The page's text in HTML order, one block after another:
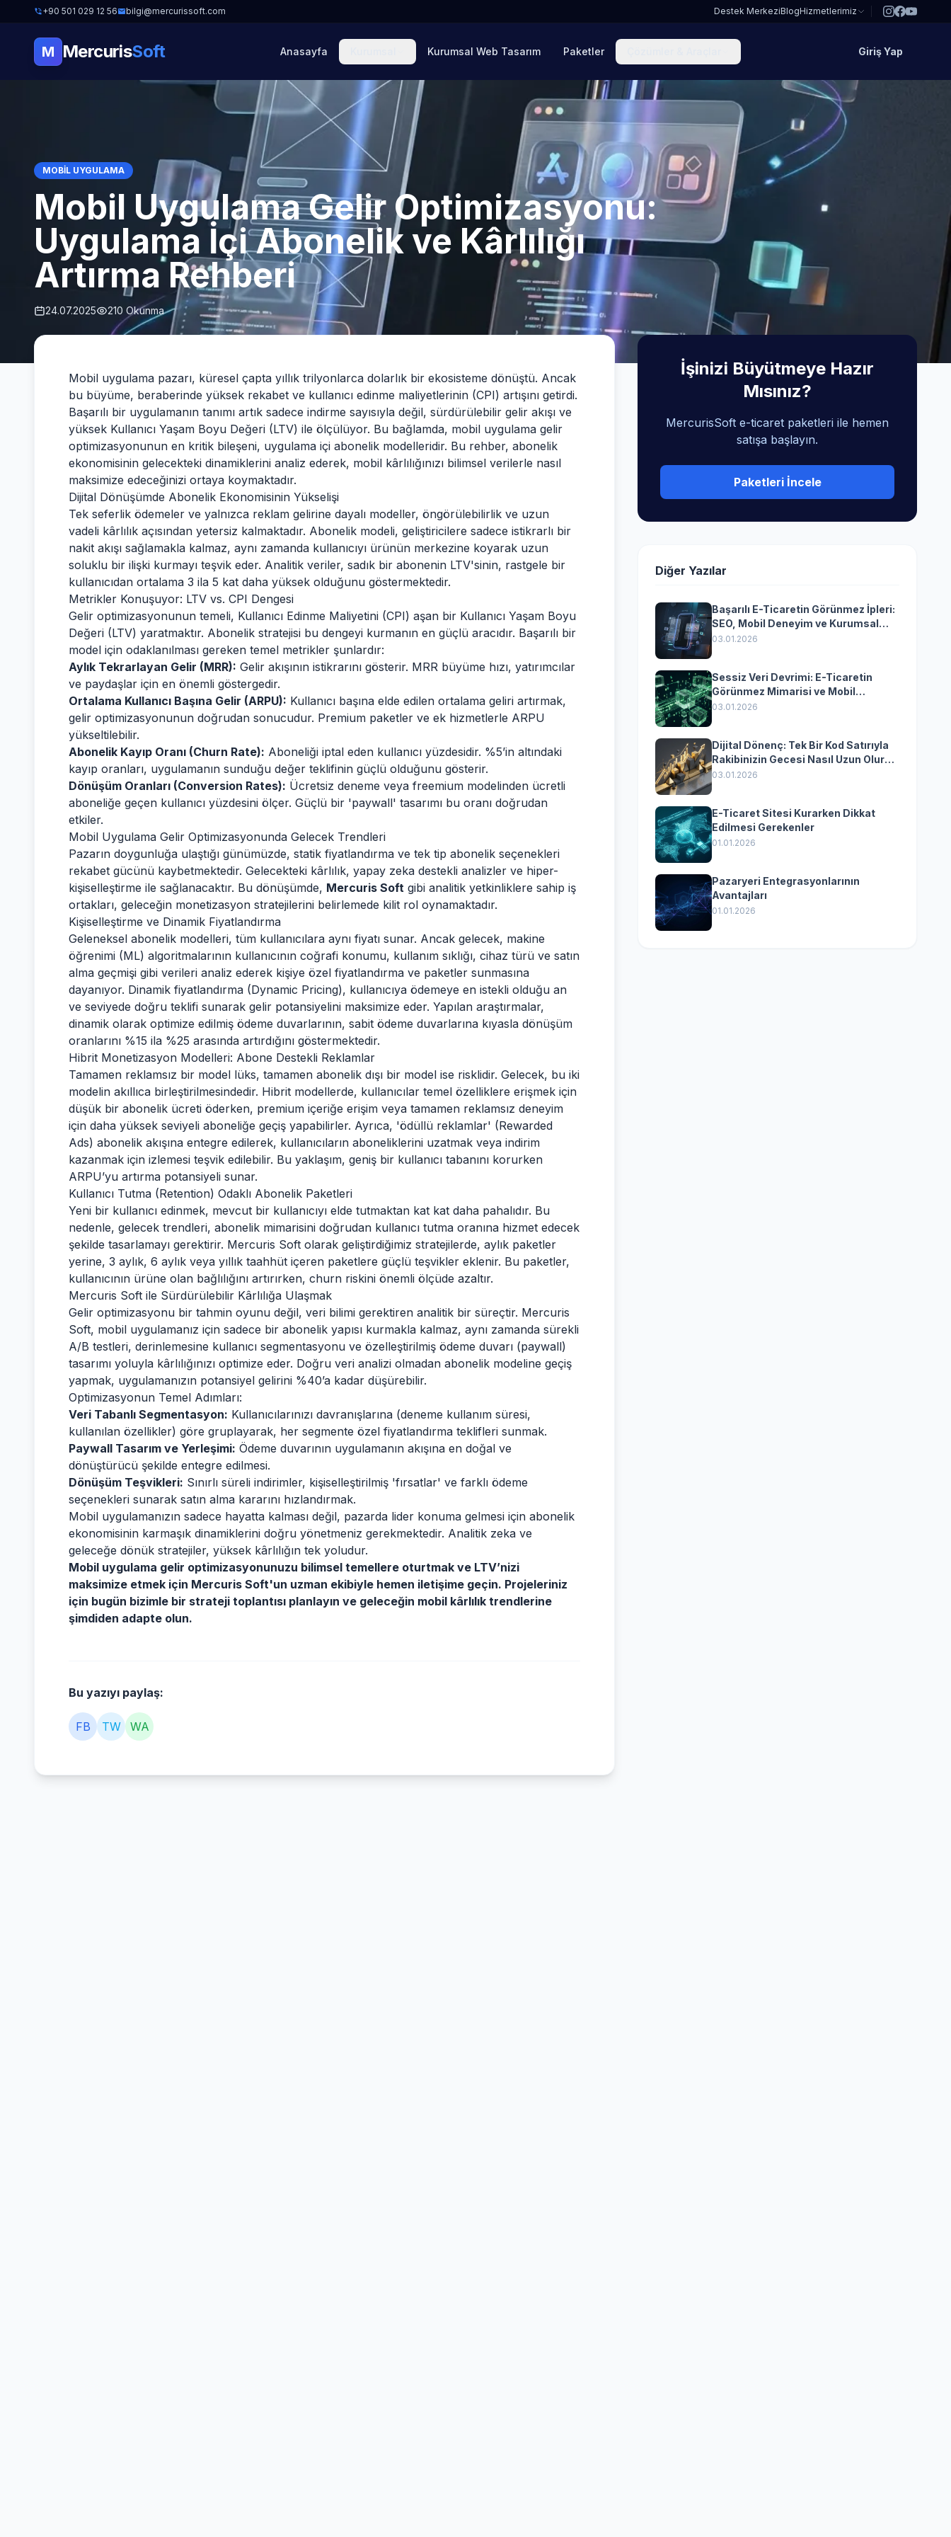
+90 501 029 12 56 bilgi@mercurissoft.com Destek MerkeziBlogHizmetlerimiz
M MercurisSoft Anasayfa Kurumsal Web Tasarım Paketler Giriş Yap
MOBIL UYGULAMA
Mobil Uygulama Gelir Optimizasyonu:
Uygulama İçi Abonelik ve Kârlılığı
Artırma Rehberi
24.07.2025 210 Okunma
Mobil uygulama pazarı, küresel çapta yıllık trilyonlarca dolarlık bir ekosisteme dönüştü. Ancak
bu büyüme, beraberinde yüksek rekabet ve kullanıcı edinme maliyetlerinin (CPI) artışını getirdi.
Başarılı bir uygulamanın tanımı artık sadece indirme sayısıyla değil, sürdürülebilir gelir akışı ve
yüksek Kullanıcı Yaşam Boyu Değeri (LTV) ile ölçülüyor. Bu bağlamda, mobil uygulama gelir
optimizasyonunun en kritik bileşeni, uygulama içi abonelik modelleridir. Bu rehber, abonelik
ekonomisinin gelecekteki dinamiklerini analiz ederek, mobil kârlılığınızı bilimsel verilerle nasıl
maksimize edeceğinizi ortaya koymaktadır.
Dijital Dönüşümde Abonelik Ekonomisinin Yükselişi
Tek seferlik ödemeler ve yalnızca reklam gelirine dayalı modeller, öngörülebilirlik ve uzun
vadeli kârlılık açısından yetersiz kalmaktadır. Abonelik modeli, geliştiricilere sadece istikrarlı bir
nakit akışı sağlamakla kalmaz, aynı zamanda kullanıcıyı ürünün merkezine koyarak uzun
soluklu bir ilişki kurmayı teşvik eder. Analitik veriler, sadık bir abonenin LTV'sinin, rastgele bir
kullanıcıdan ortalama 3 ila 5 kat daha yüksek olduğunu göstermektedir.
Metrikler Konuşuyor: LTV vs. CPI Dengesi
Gelir optimizasyonunun temeli, Kullanıcı Edinme Maliyetini (CPI) aşan bir Kullanıcı Yaşam Boyu
Değeri (LTV) yaratmaktır. Abonelik stratejisi bu dengeyi kurmanın en güçlü aracıdır. Başarılı bir
model için odaklanılması gereken temel metrikler şunlardır:
Aylık Tekrarlayan Gelir (MRR): Gelir akışının istikrarını gösterir. MRR büyüme hızı, yatırımcılar
ve paydaşlar için en önemli göstergedir.
Ortalama Kullanıcı Başına Gelir (ARPU): Kullanıcı başına elde edilen ortalama geliri artırmak,
gelir optimizasyonunun doğrudan sonucudur. Premium paketler ve ek hizmetlerle ARPU
yükseltilebilir.
Abonelik Kayıp Oranı (Churn Rate): Aboneliği iptal eden kullanıcı yüzdesidir. %5’in altındaki
kayıp oranları, uygulamanın sunduğu değer teklifinin güçlü olduğunu gösterir.
Dönüşüm Oranları (Conversion Rates): Ücretsiz deneme veya freemium modelinden ücretli
aboneliğe geçen kullanıcı yüzdesini ölçer. Güçlü bir 'paywall' tasarımı bu oranı doğrudan
etkiler.
Mobil Uygulama Gelir Optimizasyonunda Gelecek Trendleri
Pazarın doygunluğa ulaştığı günümüzde, statik fiyatlandırma ve tek tip abonelik seçenekleri
rekabet gücünü kaybetmektedir. Gelecekteki kârlılık, yapay zeka destekli analizler ve hiper-
kişiselleştirme ile sağlanacaktır. Bu dönüşümde, Mercuris Soft gibi analitik yetkinliklere sahip iş
ortakları, geleceğin monetizasyon stratejilerini belirlemede kilit rol oynamaktadır.
Kişiselleştirme ve Dinamik Fiyatlandırma
Geleneksel abonelik modelleri, tüm kullanıcılara aynı fiyatı sunar. Ancak gelecek, makine
öğrenimi (ML) algoritmalarının kullanıcının coğrafi konumu, kullanım sıklığı, cihaz türü ve satın
alma geçmişi gibi verileri analiz ederek kişiye özel fiyatlandırma ve paketler sunmasına
dayanıyor. Dinamik fiyatlandırma (Dynamic Pricing), kullanıcıya ödemeye en istekli olduğu an
ve seviyede doğru teklifi sunarak gelir potansiyelini maksimize eder. Yapılan araştırmalar,
dinamik olarak optimize edilmiş ödeme duvarlarının, sabit ödeme duvarlarına kıyasla dönüşüm
oranlarını %15 ila %25 arasında artırdığını göstermektedir.
Hibrit Monetizasyon Modelleri: Abone Destekli Reklamlar
Tamamen reklamsız bir model lüks, tamamen abonelik dışı bir model ise risklidir. Gelecek, bu iki
modelin akıllıca birleştirilmesindedir. Hibrit modellerde, kullanıcılar temel özelliklere erişmek için
düşük bir abonelik ücreti öderken, premium içeriğe erişim veya tamamen reklamsız deneyim
için daha yüksek seviyeli aboneliğe geçiş yapabilirler. Ayrıca, 'ödüllü reklamlar' (Rewarded
Ads) abonelik akışına entegre edilerek, kullanıcıların aboneliklerini uzatmak veya indirim
kazanmak için izlemesi teşvik edilebilir. Bu yaklaşım, geniş bir kullanıcı tabanını korurken
ARPU’yu artırma potansiyeli sunar.
Kullanıcı Tutma (Retention) Odaklı Abonelik Paketleri
Yeni bir kullanıcı edinmek, mevcut bir kullanıcıyı elde tutmaktan kat kat daha pahalıdır. Bu
nedenle, gelecek trendleri, abonelik mimarisini doğrudan kullanıcı tutma oranına hizmet edecek
şekilde tasarlamayı gerektirir. Mercuris Soft olarak geliştirdiğimiz stratejilerde, aylık paketler
yerine, 3 aylık, 6 aylık veya yıllık taahhüt içeren paketlere güçlü teşvikler eklenir. Bu paketler,
kullanıcının ürüne olan bağlılığını artırırken, churn riskini önemli ölçüde azaltır.
Mercuris Soft ile Sürdürülebilir Kârlılığa Ulaşmak
Gelir optimizasyonu bir tahmin oyunu değil, veri bilimi gerektiren analitik bir süreçtir. Mercuris
Soft, mobil uygulamanız için sadece bir abonelik yapısı kurmakla kalmaz, aynı zamanda sürekli
A/B testleri, derinlemesine kullanıcı segmentasyonu ve özelleştirilmiş ödeme duvarı (paywall)
tasarımı yoluyla kârlılığınızı optimize eder. Doğru veri analizi olmadan abonelik modeline geçiş
yapmak, uygulamanızın potansiyel gelirini %40’a kadar düşürebilir.
Optimizasyonun Temel Adımları:
Veri Tabanlı Segmentasyon: Kullanıcılarınızı davranışlarına (deneme kullanım süresi,
kullanılan özellikler) göre gruplayarak, her segmente özel fiyatlandırma teklifleri sunmak.
Paywall Tasarım ve Yerleşimi: Ödeme duvarının uygulamanın akışına en doğal ve
dönüştürücü şekilde entegre edilmesi.
Dönüşüm Teşvikleri: Sınırlı süreli indirimler, kişiselleştirilmiş 'fırsatlar' ve farklı ödeme
seçenekleri sunarak satın alma kararını hızlandırmak.
Mobil uygulamanızın sadece hayatta kalması değil, pazarda lider konuma gelmesi için abonelik
ekonomisinin karmaşık dinamiklerini doğru yönetmeniz gerekmektedir. Analitik zeka ve
geleceğe dönük stratejiler, yüksek kârlılığın tek yoludur.
Mobil uygulama gelir optimizasyonunuzu bilimsel temellere oturtmak ve LTV’nizi
maksimize etmek için Mercuris Soft'un uzman ekibiyle hemen iletişime geçin. Projeleriniz
için bugün bizimle bir strateji toplantısı planlayın ve geleceğin mobil kârlılık trendlerine
şimdiden adapte olun.
Bu yazıyı paylaş:
FB TW WA
İşinizi Büyütmeye Hazır
Mısınız?
MercurisSoft e-ticaret paketleri ile hemen
satışa başlayın.
Paketleri İncele
Diğer Yazılar
Başarılı E-Ticaretin Görünmez İpleri:
SEO, Mobil Deneyim ve Kurumsal
Yazılımın Kazandıran
03.01.2026
Sessiz Veri Devrimi: E-Ticaretin
Görünmez Mimarisi ve Mobil
Dönüşümün Kurumsal Anahtarı
03.01.2026
Dijital Dönenç: Tek Bir Kod Satırıyla
Rakibinizin Gecesi Nasıl Uzun Olur?
(Kurumsal Yazılımın Güçlü Rolü)
03.01.2026
E-Ticaret Sitesi Kurarken Dikkat
Edilmesi Gerekenler
01.01.2026
Pazaryeri Entegrasyonlarının
Avantajları
01.01.2026